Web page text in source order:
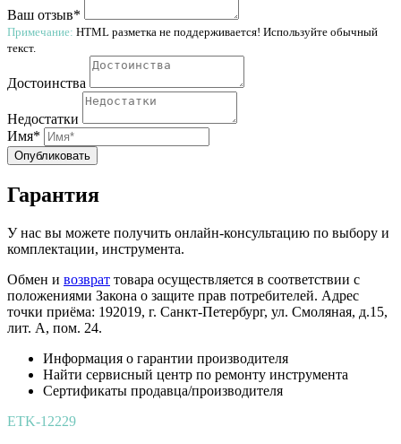
Ваш отзыв*
Примечание: HTML разметка не поддерживается! Используйте обычный
текст.
Достоинства
Недостатки
Имя*
Опубликовать
Гарантия
У нас вы можете получить онлайн-консультацию по выбору и
комплектации, инструмента.
Обмен и возврат товара осуществляется в соответствии с
положениями Закона о защите прав потребителей. Адрес
точки приёма: 192019, г. Санкт-Петербург, ул. Смоляная, д.15,
лит. А, пом. 24.
Информация о гарантии производителя
Найти сервисный центр по ремонту инструмента
Сертификаты продавца/производителя
ETK-12229